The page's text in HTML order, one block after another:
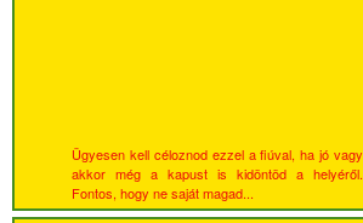
Ügyesen kell céloznod ezzel a fiúval, ha jó vagy
akkor még a kapust is kidöntöd a helyéről.
Fontos, hogy ne saját magad...